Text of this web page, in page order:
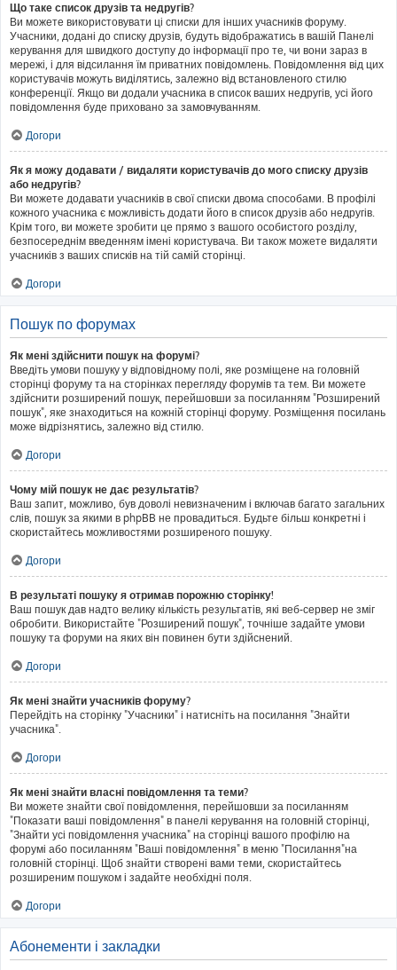
Що таке список друзів та недругів?
Ви можете використовувати ці списки для інших учасників форуму.
Учасники, додані до списку друзів, будуть відображатись в вашій Панелі
керування для швидкого доступу до інформації про те, чи вони зараз в
мережі, і для відсилання їм приватних повідомлень. Повідомлення від цих
користувачів можуть виділятись, залежно від встановленого стилю
конференції. Якщо ви додали учасника в список ваших недругів, усі його
повідомлення буде приховано за замовчуванням.
Догори
Як я можу додавати / видаляти користувачів до мого списку друзів
або недругів?
Ви можете додавати учасників в свої списки двома способами. В профілі
кожного учасника є можливість додати його в список друзів або недругів.
Крім того, ви можете зробити це прямо з вашого особистого розділу,
безпосереднім введенням імені користувача. Ви також можете видаляти
учасників з ваших списків на тій самій сторінці.
Догори
Пошук по форумах
Як мені здійснити пошук на форумі?
Введіть умови пошуку у відповідному полі, яке розміщене на головній
сторінці форуму та на сторінках перегляду форумів та тем. Ви можете
здійснити розширений пошук, перейшовши за посиланням "Розширений
пошук", яке знаходиться на кожній сторінці форуму. Розміщення посилань
може відрізнятись, залежно від стилю.
Догори
Чому мій пошук не дає результатів?
Ваш запит, можливо, був доволі невизначеним і включав багато загальних
слів, пошук за якими в phpBB не провадиться. Будьте більш конкретні і
скористайтесь можливостями розширеного пошуку.
Догори
В результаті пошуку я отримав порожню сторінку!
Ваш пошук дав надто велику кількість результатів, які веб-сервер не зміг
обробити. Використайте "Розширений пошук", точніше задайте умови
пошуку та форуми на яких він повинен бути здійснений.
Догори
Як мені знайти учасників форуму?
Перейдіть на сторінку "Учасники" і натисніть на посилання "Знайти
учасника".
Догори
Як мені знайти власні повідомлення та теми?
Ви можете знайти свої повідомлення, перейшовши за посиланням
"Показати ваші повідомлення" в панелі керування на головній сторінці,
"Знайти усі повідомлення учасника" на сторінці вашого профілю на
форумі або посиланням "Ваші повідомлення" в меню "Посилання"на
головній сторінці. Щоб знайти створені вами теми, скористайтесь
розширеним пошуком і задайте необхідні поля.
Догори
Абонементи і закладки